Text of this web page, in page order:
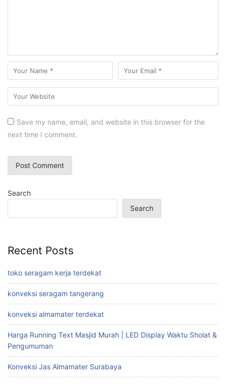
Save my name, email, and website in this browser for the
next time I comment.
Search
Search
Recent Posts
toko seragam kerja terdekat
konveksi seragam tangerang
konveksi almamater terdekat
Harga Running Text Masjid Murah | LED Display Waktu Sholat &
Pengumuman
Konveksi Jas Almamater Surabaya